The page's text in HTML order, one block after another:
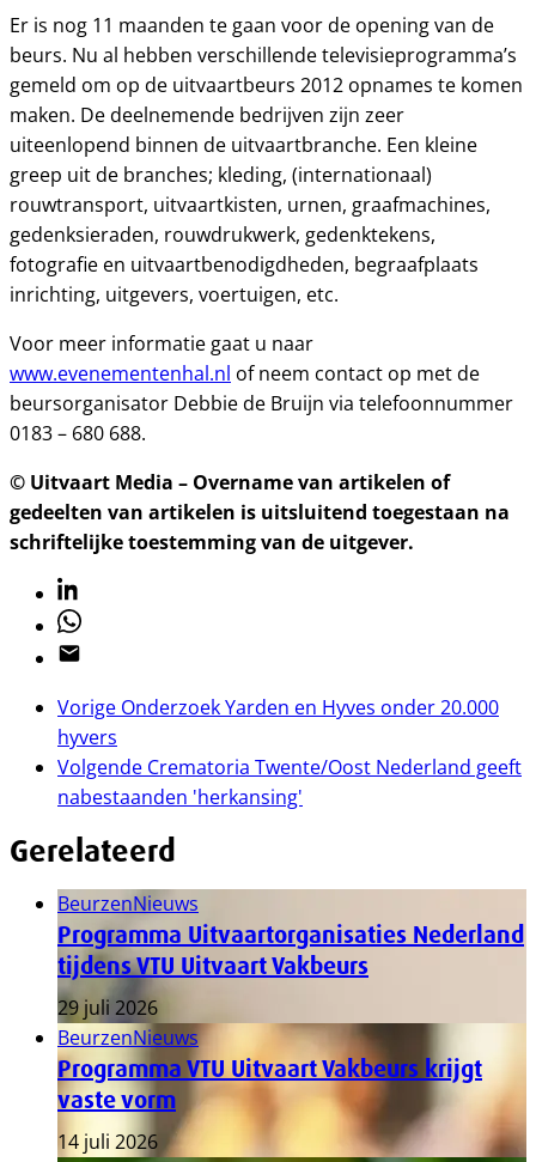
Er is nog 11 maanden te gaan voor de opening van de
beurs. Nu al hebben verschillende televisieprogramma’s
gemeld om op de uitvaartbeurs 2012 opnames te komen
maken. De deelnemende bedrijven zijn zeer
uiteenlopend binnen de uitvaartbranche. Een kleine
greep uit de branches; kleding, (internationaal)
rouwtransport, uitvaartkisten, urnen, graafmachines,
gedenksieraden, rouwdrukwerk, gedenktekens,
fotografie en uitvaartbenodigdheden, begraafplaats
inrichting, uitgevers, voertuigen, etc.
Voor meer informatie gaat u naar
www.evenementenhal.nl of neem contact op met de
beursorganisator Debbie de Bruijn via telefoonnummer
0183 – 680 688.
© Uitvaart Media – Overname van artikelen of
gedeelten van artikelen is uitsluitend toegestaan na
schriftelijke toestemming van de uitgever.
Linkedin
Whatsapp
Email
Vorige Onderzoek Yarden en Hyves onder 20.000
hyvers
Volgende Crematoria Twente/Oost Nederland geeft
nabestaanden 'herkansing'
Gerelateerd
BeurzenNieuws
Programma Uitvaartorganisaties Nederland
tijdens VTU Uitvaart Vakbeurs
29 juli 2026
BeurzenNieuws
Programma VTU Uitvaart Vakbeurs krijgt
vaste vorm
14 juli 2026